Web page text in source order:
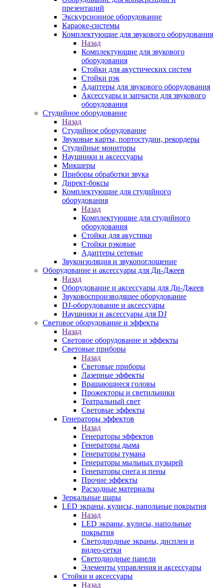
презентаций
Экскурсионное оборудование
Караоке-системы
Комплектующие для звукового оборудования
Назад
Комплектующие для звукового
оборудования
Стойки для акустических систем
Стойки рэк
Адаптеры для звукового оборудования
Аксессуары и запчасти для звукового
оборудования
Студийное оборудование
Назад
Студийное оборудование
Звуковые карты, портостудии, рекордеры
Студийные мониторы
Наушники и аксессуары
Микшеры
Приборы обработки звука
Директ-боксы
Комплектующие для студийного
оборудования
Назад
Комплектующие для студийного
оборудования
Стойки для акустики
Стойки рэковые
Адаптеры сетевые
Звукоизоляция и звукопоглощение
Оборудование и аксессуары для Ди-Джеев
Назад
Оборудование и аксессуары для Ди-Джеев
Звуковоспроизводящее оборудование
DJ-оборудование и аксессуары
Наушники и аксессуары для DJ
Световое оборудование и эффекты
Назад
Световое оборудование и эффекты
Световые приборы
Назад
Световые приборы
Лазерные эффекты
Вращающиеся головы
Прожекторы и светильники
Театральный свет
Световые эффекты
Генераторы эффектов
Назад
Генераторы эффектов
Генераторы дыма
Генераторы тумана
Генераторы мыльных пузырей
Генераторы снега и пены
Прочие эффекты
Расходные материалы
Зеркальные шары
LED экраны, кулисы, напольные покрытия
Назад
LED экраны, кулисы, напольные
покрытия
Светодиодные экраны, дисплеи и
видео-сетки
Светодиодные панели
Элементы управления и аксессуары
Стойки и аксессуары
Назад